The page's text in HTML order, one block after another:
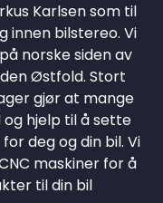
Karlsen som til
innen bilstereo. Vi
norske siden av
Østfold. Stort
gjør at mange
og hjelp til å sette
deg og din bil. Vi
maskiner for å
til din bil